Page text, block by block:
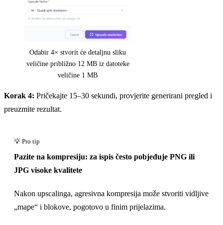
Odabir 4× stvorit će detaljnu sliku
veličine približno 12 MB iz datoteke
veličine 1 MB
Korak 4: Pričekajte 15–30 sekundi, provjerite generirani pregled i
preuzmite rezultat.
Pazite na kompresiju: za ispis često pobjeđuje PNG ili
JPG visoke kvalitete
Nakon upscalinga, agresivna kompresija može stvoriti vidljive
„mape“ i blokove, pogotovo u finim prijelazima.